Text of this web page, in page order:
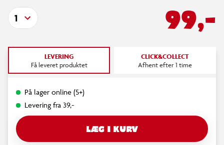
99,-
1
LEVERING
Få leveret produktet
CLICK&COLLECT
Afhent efter 1 time
På lager online (5+)
Levering fra 39,-
LÆG I KURV